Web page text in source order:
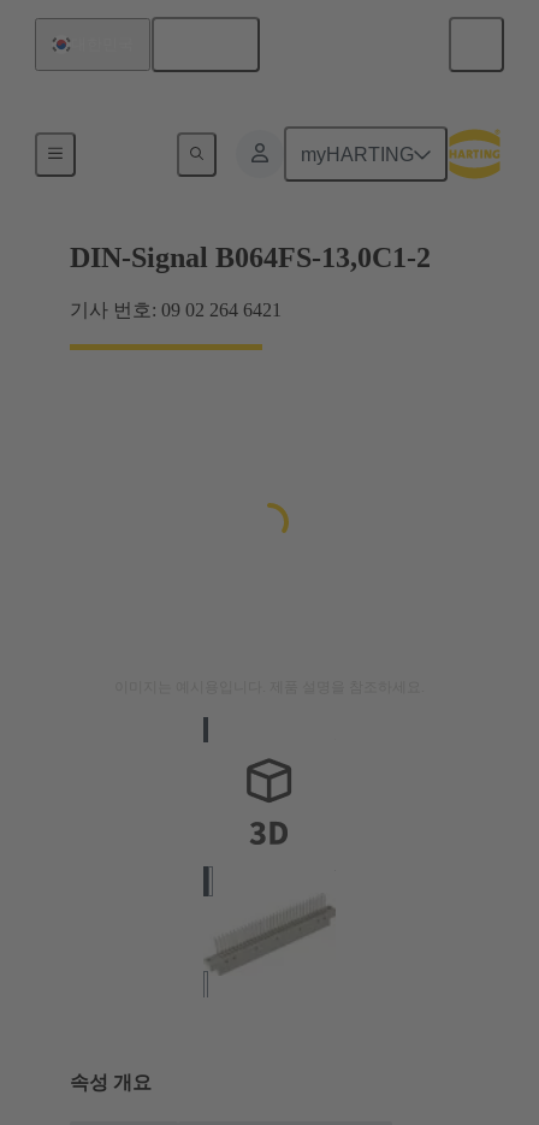
myHARTING
마더보드와 도터보드 연결
DIN-Signal B064FS-13,0C1-2
기사 번호: 09 02 264 6421
속성 개요